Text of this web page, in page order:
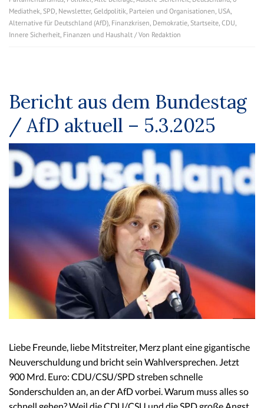
Mediathek, SPD, Newsletter, Geldpolitik, Parteien und Organisationen, USA,
Alternative für Deutschland (AfD), Finanzkrisen, Demokratie, Startseite, CDU,
Innere Sicherheit, Finanzen und Haushalt / Von Redaktion
Bericht aus dem Bundestag
/ AfD aktuell – 5.3.2025
Liebe Freunde, liebe Mitstreiter, Merz plant eine gigantische
Neuverschuldung und bricht sein Wahlversprechen. Jetzt
900 Mrd. Euro: CDU/CSU/SPD streben schnelle
Sonderschulden an, an der AfD vorbei. Warum muss alles so